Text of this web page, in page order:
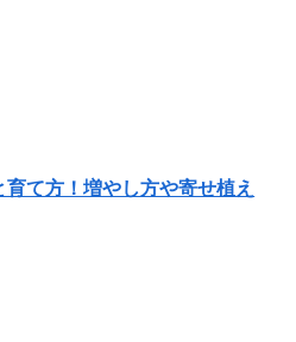
て方！増やし方や寄せ植え